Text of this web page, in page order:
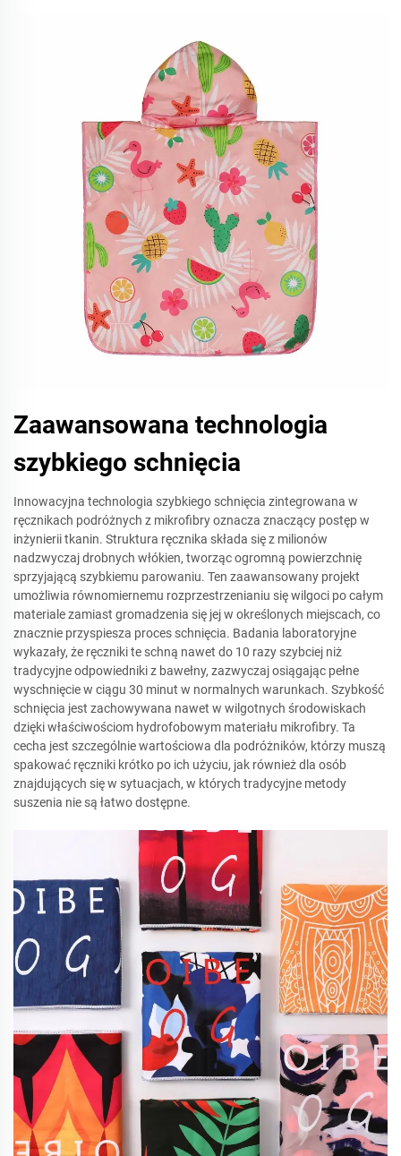
Zaawansowana technologia
szybkiego schnięcia
Innowacyjna technologia szybkiego schnięcia zintegrowana w
ręcznikach podróżnych z mikrofibry oznacza znaczący postęp w
inżynierii tkanin. Struktura ręcznika składa się z milionów
nadzwyczaj drobnych włókien, tworząc ogromną powierzchnię
sprzyjającą szybkiemu parowaniu. Ten zaawansowany projekt
umożliwia równomiernemu rozprzestrzenianiu się wilgoci po całym
materiale zamiast gromadzenia się jej w określonych miejscach, co
znacznie przyspiesza proces schnięcia. Badania laboratoryjne
wykazały, że ręczniki te schną nawet do 10 razy szybciej niż
tradycyjne odpowiedniki z bawełny, zazwyczaj osiągając pełne
wyschnięcie w ciągu 30 minut w normalnych warunkach. Szybkość
schnięcia jest zachowywana nawet w wilgotnych środowiskach
dzięki właściwościom hydrofobowym materiału mikrofibry. Ta
cecha jest szczególnie wartościowa dla podróżników, którzy muszą
spakować ręczniki krótko po ich użyciu, jak również dla osób
znajdujących się w sytuacjach, w których tradycyjne metody
suszenia nie są łatwo dostępne.